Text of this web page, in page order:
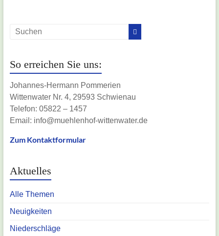
So erreichen Sie uns:
Johannes-Hermann Pommerien
Wittenwater Nr. 4, 29593 Schwienau
Telefon: 05822 – 1457
Email: info@muehlenhof-wittenwater.de
Zum Kontaktformular
Aktuelles
Alle Themen
Neuigkeiten
Niederschläge